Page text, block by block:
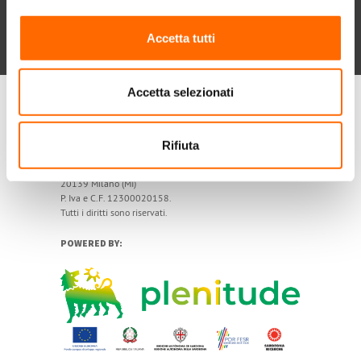
Accetta tutti
Accetta selezionati
Rifiuta
POR FESR 2014-2020
My Solar Family è un marchio di Eni Plenitude SpA
Via Giovanni Lorenzini, 4
20139 Milano (MI)
P. Iva e C.F. 12300020158.
Tutti i diritti sono riservati.
POWERED BY: